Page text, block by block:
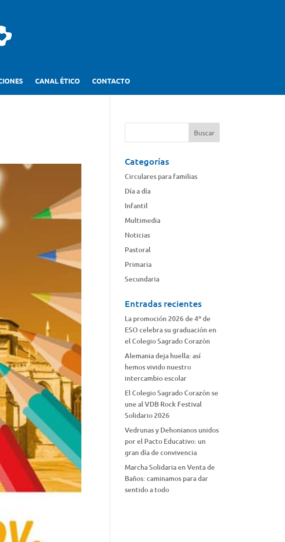
CANAL ÉTICO CONTACTO
Categorías
Circulares para familias
Día a día
Infantil
Multimedia
Noticias
Pastoral
Primaria
Secundaria
Entradas recientes
La promoción 2026 de 4º de
ESO celebra su graduación en
el Colegio Sagrado Corazón
Alemania deja huella: así
hemos vivido nuestro
intercambio escolar
El Colegio Sagrado Corazón se
une al VDB Rock Festival
Solidario 2026
Vedrunas y Dehonianos unidos
por el Pacto Educativo: un
gran día de convivencia
Marcha Solidaria en Venta de
Baños: caminamos para dar
sentido a todo